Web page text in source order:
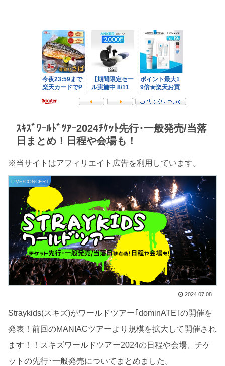
ｽｷｽﾞﾜｰﾙﾄﾞﾂｱｰ2024ﾁｹｯﾄ先行･一般発売/当落
日まとめ！日程や会場も！
※当サイトはアフィリエイト広告を利用しています。
LIVE/CONCERT
2024.07.08
Straykids(スキズ)がワールドツアー｢dominATE｣の開催を
発表！前回のMANIACツアーより規模を拡大して開催され
ます！！スキズワールドツアー2024の日程や会場、チケ
ットの先行･一般発売についてまとめました。